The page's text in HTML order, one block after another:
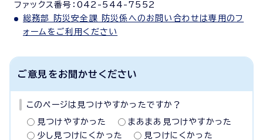
ファックス番号：042-544-7552
総務部 防災安全課 防災係へのお問い合わせは専用のフ
ォームをご利用ください
ご意見をお聞かせください
このページは見つけやすかったですか？
見つけやすかった
まあまあ見つけやすかった
少し見つけにくかった
見つけにくかった